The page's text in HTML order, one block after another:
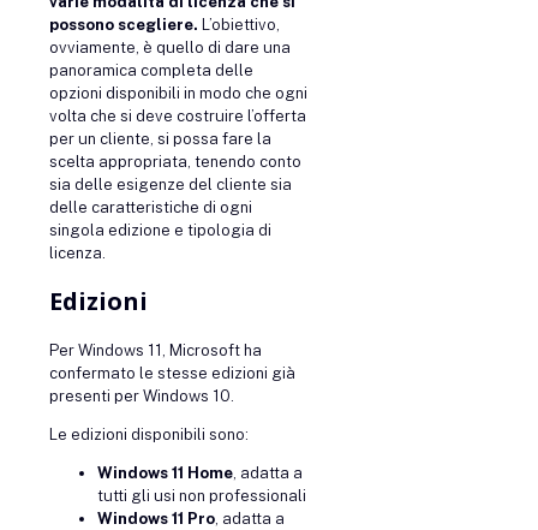
possono scegliere. L’obiettivo,
ovviamente, è quello di dare una
panoramica completa delle
opzioni disponibili in modo che ogni
volta che si deve costruire l’offerta
per un cliente, si possa fare la
scelta appropriata, tenendo conto
sia delle esigenze del cliente sia
delle caratteristiche di ogni
singola edizione e tipologia di
licenza.
Edizioni
Per Windows 11, Microsoft ha
confermato le stesse edizioni già
presenti per Windows 10.
Le edizioni disponibili sono:
Windows 11 Home , adatta a
tutti gli usi non professionali
Windows 11 Pro , adatta a